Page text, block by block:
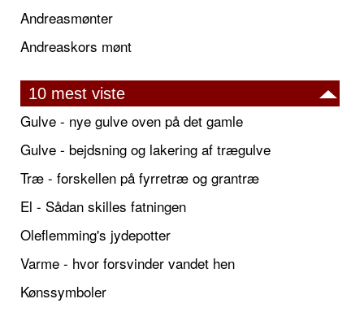
Andreasmønter
Andreaskors mønt
10 mest viste
Gulve - nye gulve oven på det gamle
Gulve - bejdsning og lakering af trægulve
Træ - forskellen på fyrretræ og grantræ
El - Sådan skilles fatningen
Oleflemming's jydepotter
Varme - hvor forsvinder vandet hen
Kønssymboler